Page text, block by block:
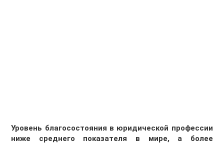
Уровень благосостояния в юридической профессии
ниже среднего показателя в мире, а более